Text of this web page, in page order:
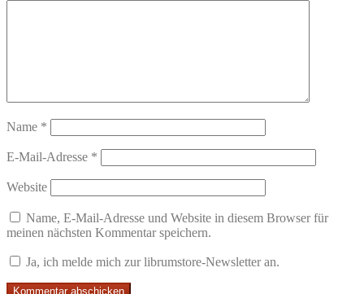
Name *
E-Mail-Adresse *
Website
Name, E-Mail-Adresse und Website in diesem Browser für
meinen nächsten Kommentar speichern.
Ja, ich melde mich zur librumstore-Newsletter an.